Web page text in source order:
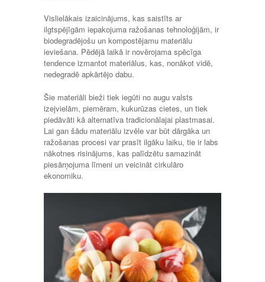
Vislielākais izaicinājums, kas saistīts ar
ilgtspējīgām iepakojuma ražošanas tehnoloģijām, ir
biodegradējošu un kompostējamu materiālu
ieviešana. Pēdējā laikā ir novērojama spēcīga
tendence izmantot materiālus, kas, nonākot vidē,
nedegradē apkārtējo dabu.
Šie materiāli bieži tiek iegūti no augu valsts
izejvielām, piemēram, kukurūzas cietes, un tiek
piedāvāti kā alternatīva tradicionālajai plastmasai.
Lai gan šādu materiālu izvēle var būt dārgāka un
ražošanas procesi var prasīt ilgāku laiku, tie ir labs
nākotnes risinājums, kas palīdzētu samazināt
piesārņojuma līmeni un veicināt cirkulāro
ekonomiku.